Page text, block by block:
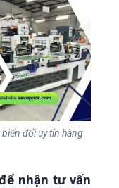
đổi uy tín hàng
nhận tư vấn